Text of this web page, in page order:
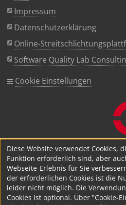
Impressum
Datenschutzerklärung
Online-
Software Quality Lab
Cookie Einstellungen
Diese Website verwendet Cookies,
Funktion erforderlich sind, aber
Webseite-Erlebnis für Sie
der erforderlichen Cookies ist die
leider nicht möglich. Die
Cookies ist optional. Über "Cookie-